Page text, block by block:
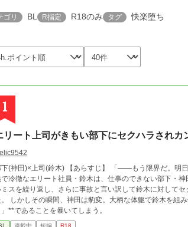
ゴリ BL R指定 R18のみ タグ 快楽堕ち
1
リート上司がきもい部下にセクハラされカ
下(神田)×上司(鈴木) 【あらすじ】 「――もう限界だ。明
冷徹なエリート社員・鈴木は、仕事のできない部下・
スを繰り返し、さらに事故と言い訳して鈴木に対して
。 しかしその瞬間、神田は豹変。大柄な体躯で鈴木を
**であることを暴いてしまう。
連載中 短編 R18